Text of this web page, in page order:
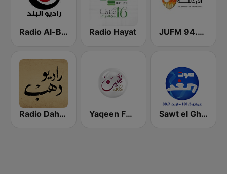
Radio Al-Balad 92.5 (راديو البلد) Radio Hayat JUFM 94.9 (إذاعة الجامعة الأردنية)
Radio Dahab - راديو دهب Yaqeen FM 103.7 (يقين) Sawt el Ghad (صوت الغد)